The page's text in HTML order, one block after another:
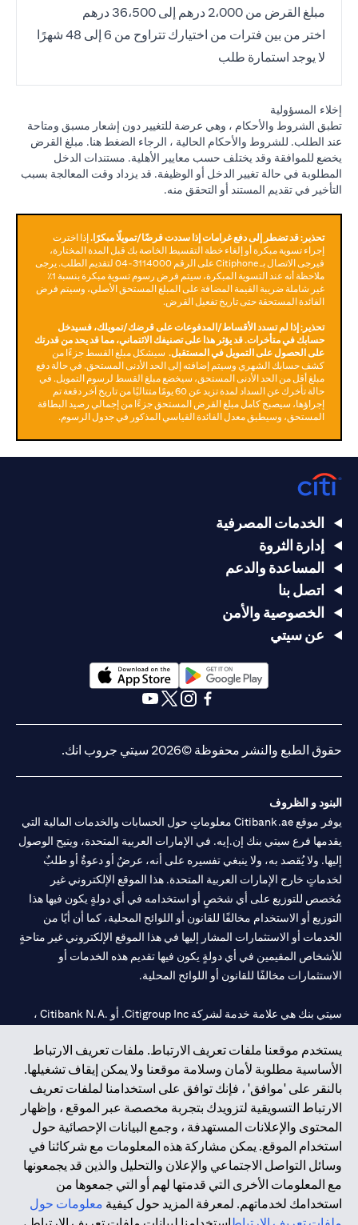
مبلغ القرض من 2،000 درهم إلى 36،500 درهم
اختر من بين فترات من اختيارك تتراوح من 6 إلى 48 شهرًا
لا يوجد استمارة طلب
إخلاء المسؤولية
تطبق الشروط والأحكام ، وهي عرضة للتغيير دون إشعار مسبق ومتاحة
عند الطلب. للشروط والأحكام الحالية ، الرجاء الضغط هنا. مبلغ القرض
يخضع للموافقة وقد يختلف حسب معايير الأهلية. مستندات الدخل
المطلوبة في حالة تغيير الدخل أو الوظيفة. قد يزداد وقت المعالجة بسبب
التأخير في تقديم المستند أو التحقق منه.
تحذير: قد تضطر إلى دفع غرامات إذا سددت قرضًا/تمويلًا مبكرًا.إذا اخترت
إجراء تسوية مبكرة أو إلغاء خطة التقسيط الخاصة بك قبل المدة المختارة،
فيرجى الاتصال بـ Citiphone على الرقم 3114000-04 لتقديم الطلب. يرجى
ملاحظة أنه عند التسوية المبكرة، سيتم فرض رسوم تسوية مبكرة بنسبة 1٪
غير شاملة ضريبة القيمة المضافة على المبلغ المستحق الأصلي، وسيتم فرض
الفائدة المستحقة حتى تاريخ تفعيل القرض.
تحذير: إذا لم تسدد الأقساط/المدفوعات على قرضك/تمويلك، فسيدخل
حسابك في متأخرات. قد يؤثر هذا على تصنيفك الائتماني، مما قد يحد من قدرتك
على الحصول على التمويل في المستقبل. سيشكل مبلغ القسط جزءًا من
كشف حسابك الشهري وسيتم إضافته إلى الحد الأدنى المستحق. في حالة دفع
مبلغ أقل من الحد الأدنى المستحق، سيخضع مبلغ القسط لرسوم التمويل. في
حالة تأخرك عن السداد لمدة تزيد عن 60 يومًا متتاليًا من تاريخ آخر دفعة تم
إجراؤها، سيصبح كامل مبلغ القرض المستحق جزءًا من إجمالي رصيد البطاقة
المستحق، وسيطبق معدل الفائدة القياسي المذكور في جدول الرسوم.
يستخدم موقعنا ملفات تعريف الارتباط. ملفات تعريف الارتباط
الأساسية مطلوبة لأمان وسلامة موقعنا ولا يمكن إيقاف تشغيلها.
بالنقر على 'موافق' ، فإنك توافق على استخدامنا لملفات تعريف
الارتباط التسويقية لتزويدك بتجربة مخصصة عبر الموقع ، وإظهار
المحتوى والإعلانات المستهدفة ، وجمع البيانات الإحصائية حول
استخدام الموقع. يمكن مشاركة هذه المعلومات مع شركائنا في
وسائل التواصل الاجتماعي والإعلان والتحليل والذين قد يجمعونها
مع المعلومات الأخرى التي قدمتها لهم أو التي جمعوها من
استخدامك لخدماتهم. لمعرفة المزيد حول كيفية معلومات حول
الخدمات المصرفية
إدارة الثروة
المساعدة والدعم
اتصل بنا
الخصوصية والأمن
عن سيتي
(opens in a new tab)
حقوق الطبع والنشر محفوظة ©2026 سيتي جروب انك.
البنود و الظروف
يوفر موقع Citibank.ae معلوماتٍ حول الحسابات والخدمات المالية التي
يقدمها فرع سيتي بنك إن.إيه. في الإمارات العربية المتحدة، ويتيح الوصول
إليها. ولا يُقصد به، ولا ينبغي تفسيره على أنه، عرضٌ أو دعوةٌ أو طلبٌ
لخدماتٍ خارج الإمارات العربية المتحدة. هذا الموقع الإلكتروني غير
مُخصص للتوزيع على أي شخصٍ أو استخدامه في أي دولةٍ يكون فيها هذا
التوزيع أو الاستخدام مخالفًا للقانون أو اللوائح المحلية، كما أن أيًا من
الخدمات أو الاستثمارات المشار إليها في هذا الموقع الإلكتروني غير متاحةٍ
للأشخاص المقيمين في أي دولةٍ يكون فيها تقديم هذه الخدمات أو
الاستثمارات مخالفًا للقانون أو اللوائح المحلية.
سيتي بنك هي علامة خدمة لشركة Citigroup Inc. أو .Citibank N.A ،
سيتي بنك إن. إيه. الإمارات مسجل لدى مصرف الإمارات المركزي تحت
أرقام التراخيص 202563 لفرع الوصل في دبي، 531989 لفرع مول
الإمارات في دبي، وCN-1002019لفرع أبوظبي. هاتف: 4000 311 04.
فرع سيتي بنك إن إيه - الإمارات العربية المتحدة مرخص من مصرف
الإمارات العربية المتحدة المركزي كفرع لبنك أجنبي.
سيتي بنك إن إيه الإمارات العربية المتحدة مرخص من هيئة الأوراق المالية
والسلع في الإمارات العربية المتحدة ("SCA") للقيام بالنشاط المالي لـ أ)
الاستشارات المالية والتعريف والترويج بموجب ترخيص رقم